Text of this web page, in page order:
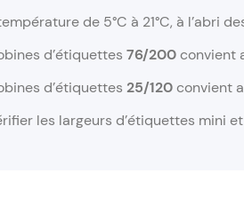
de 5°C à 21°C, à l’abri
d’étiquettes 76/200convient
d’étiquettes 25/120convient
les largeurs d’étiquettes mini